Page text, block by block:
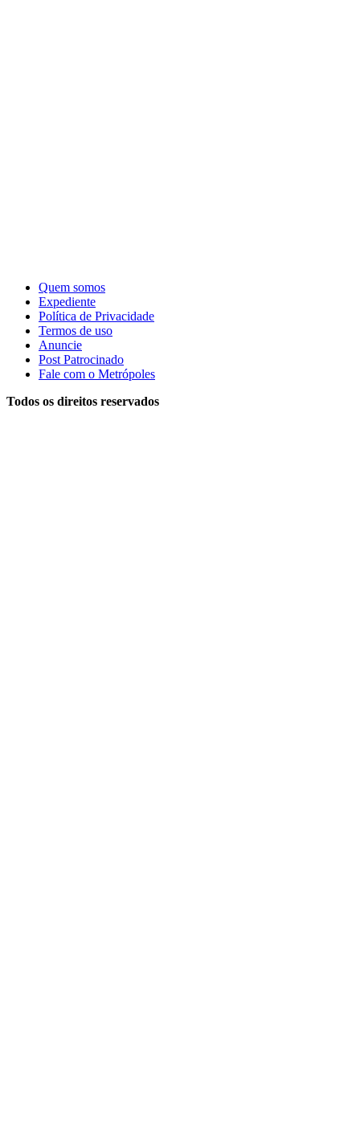
Quem somos
Expediente
Política de Privacidade
Termos de uso
Anuncie
Post Patrocinado
Fale com o Metrópoles
Todos os direitos reservados